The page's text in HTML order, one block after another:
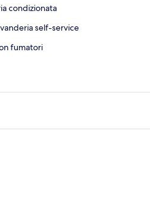
condizionata
self-service
fumatori